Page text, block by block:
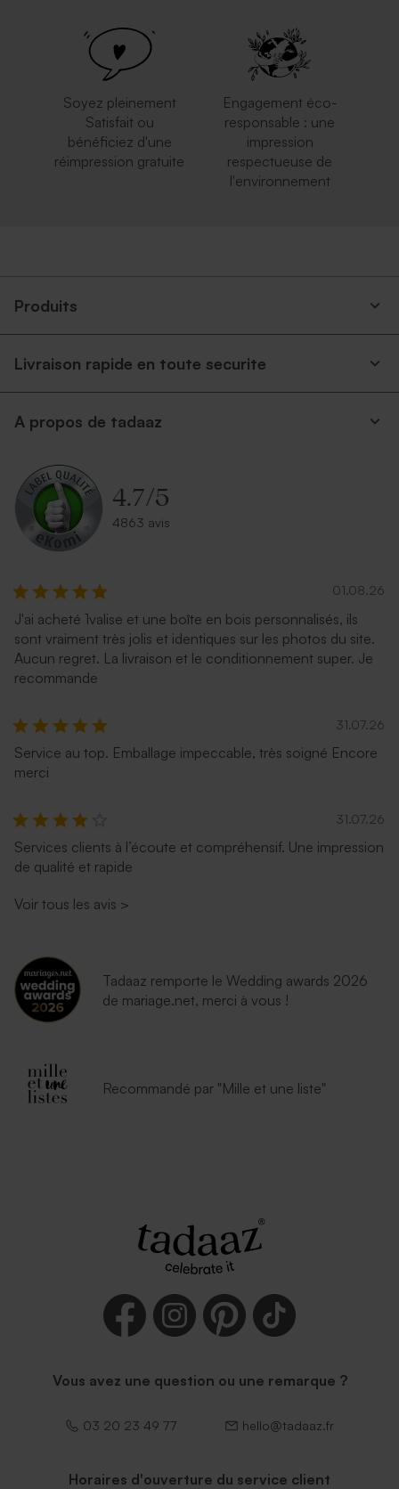
Soyez pleinement
Satisfait ou
bénéficiez d'une
réimpression gratuite
Engagement éco-
responsable : une
impression
respectueuse de
l'environnement
Produits
Livraison rapide en toute securite
A propos de tadaaz
4.7/5
4863 avis
01.08.26
J'ai acheté 1valise et une boîte en bois personnalisés, ils
sont vraiment très jolis et identiques sur les photos du site.
Aucun regret. La livraison et le conditionnement super. Je
recommande
31.07.26
Service au top. Emballage impeccable, très soigné Encore
merci
31.07.26
Services clients à l’écoute et compréhensif. Une impression
de qualité et rapide
Voir tous les avis >
Tadaaz remporte le Wedding awards 2026
de mariage.net, merci à vous !
Recommandé par "Mille et une liste"
Vous avez une question ou une remarque ?
03 20 23 49 77 hello@tadaaz.fr
Horaires d'ouverture du service client